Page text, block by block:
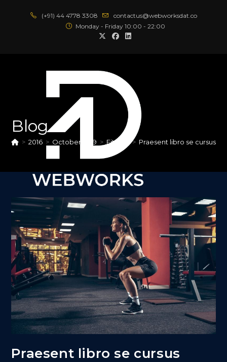
(+91) 44 4778 3308
contactus@webworksdat.co
Monday - Friday 10:00 - 22:00
Blog
> 2016 > October 19 > Fitness > Praesent libro se cursus
Praesent libro se cursus